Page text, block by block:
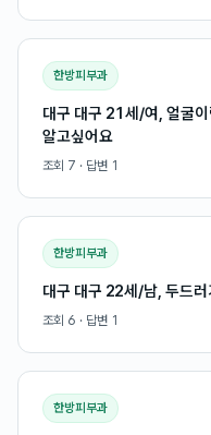
한방피부과
대구 대구 21세/여, 얼굴
알고싶어요
조회 7 · 답변 1
한방피부과
대구 대구 22세/남, 두드
조회 6 · 답변 1
한방피부과